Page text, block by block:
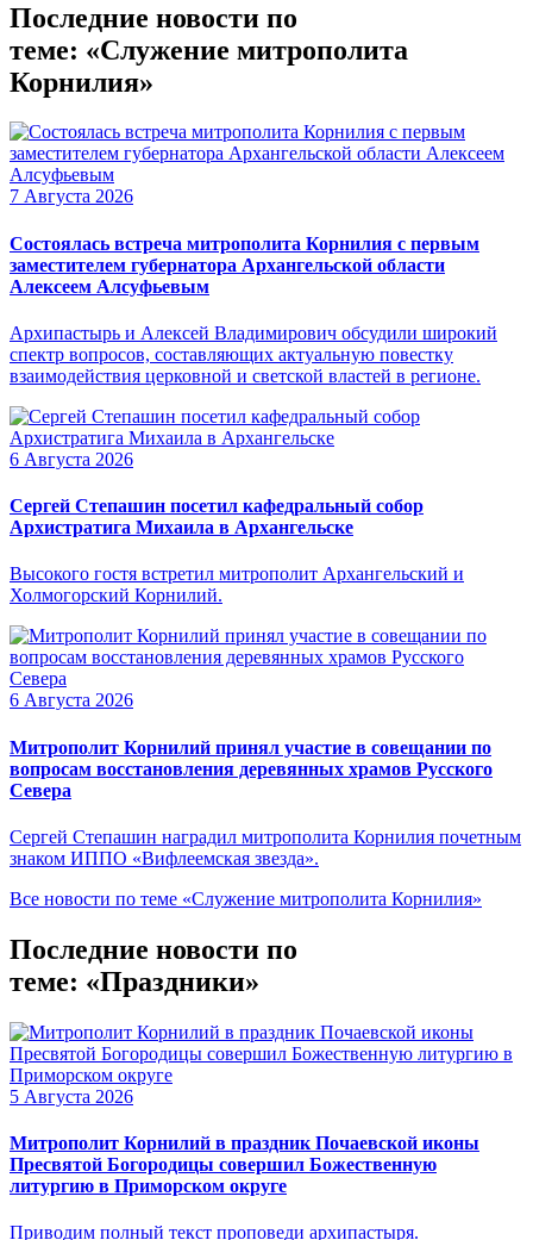
Последние новости по
теме: «Служение митрополита
Корнилия»
7 Августа 2026
Состоялась встреча митрополита Корнилия с первым
заместителем губернатора Архангельской области
Алексеем Алсуфьевым
Архипастырь и Алексей Владимирович обсудили широкий
спектр вопросов, составляющих актуальную повестку
взаимодействия церковной и светской властей в регионе.
6 Августа 2026
Сергей Степашин посетил кафедральный собор
Архистратига Михаила в Архангельске
Высокого гостя встретил митрополит Архангельский и
Холмогорский Корнилий.
6 Августа 2026
Митрополит Корнилий принял участие в совещании по
вопросам восстановления деревянных храмов Русского
Севера
Сергей Степашин наградил митрополита Корнилия почетным
знаком ИППО «Вифлеемская звезда».
Все новости по теме «Служение митрополита Корнилия»
Последние новости по
теме: «Праздники»
5 Августа 2026
Митрополит Корнилий в праздник Почаевской иконы
Пресвятой Богородицы совершил Божественную
литургию в Приморском округе
Приводим полный текст проповеди архипастыря.